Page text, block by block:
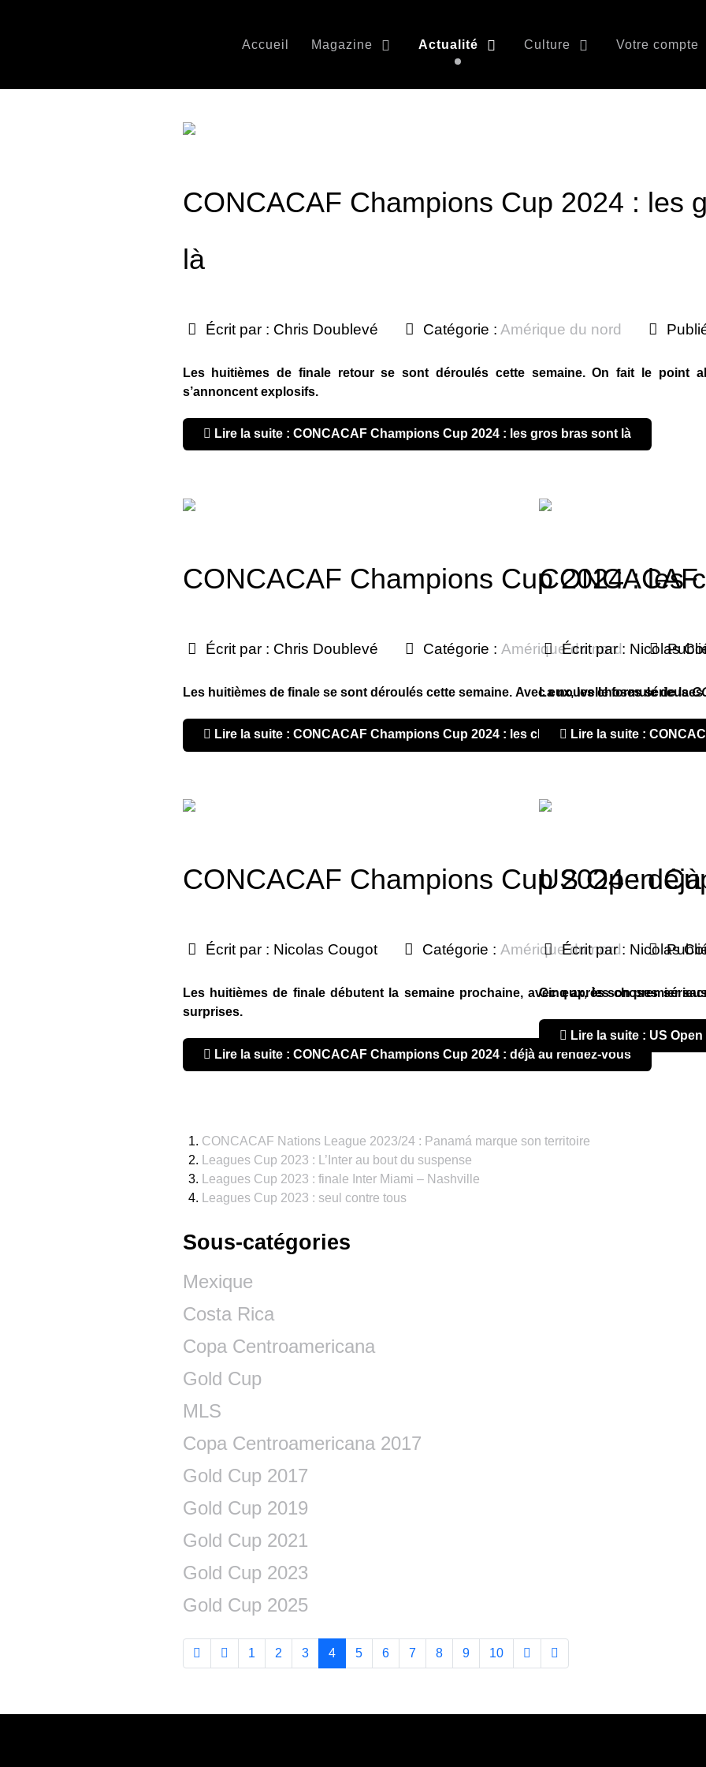
Accueil Magazine Actualité Culture Votre compte
CONCACAF Champions Cup 2024 : les
là
Écrit par : Chris Doublevé Catégorie : Amérique du nord
Les huitièmes de finale retour se sont déroulés cette semaine. On fait le point
s’annoncent explosifs.
Lire la suite : CONCACAF Champions Cup 2024 : les gros bras sont là
CONCACAF Champions Cup 2024 : les
Écrit par : Chris Doublevé Catégorie : Amérique du nord
Les huitièmes de finale se sont déroulés cette semaine. Avec eux, les choses
Lire la suite : CONCACAF Champions Cup 2024 : les choses sérieuses
CONCACAF Champions Cup 2024 :
Écrit par : Nicolas Cougot Catégorie : Amérique du nord
Les huitièmes de finale débutent la semaine prochaine, avec eux, les choses
surprises.
Lire la suite : CONCACAF Champions Cup 2024 : déjà au rendez-vous
CONCACAF
Écrit par : Nicolas
La nouvelle formule de la
Lire la suite :
US Open
Écrit par : Nicolas
Cinq après son premier
Lire la suite : US
CONCACAF Nations League 2023/24 : Panamá marque son territoire
Leagues Cup 2023 : L’Inter au bout du suspense
Leagues Cup 2023 : finale Inter Miami – Nashville
Leagues Cup 2023 : seul contre tous
Sous-catégories
Mexique
Costa Rica
Copa Centroamericana
Gold Cup
MLS
Copa Centroamericana 2017
Gold Cup 2017
Gold Cup 2019
Gold Cup 2021
Gold Cup 2023
Gold Cup 2025
1 2 3 4 5 6 7 8 9 10